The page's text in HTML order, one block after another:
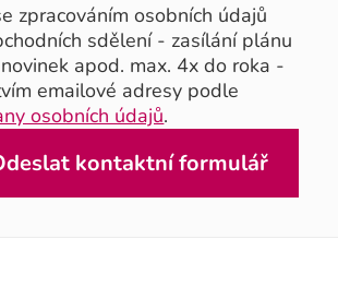
zpracováním osobních údajů
sdělení - zasílání plánu
apod. max. 4x do roka -
emailové adresy podle
osobních údajů.